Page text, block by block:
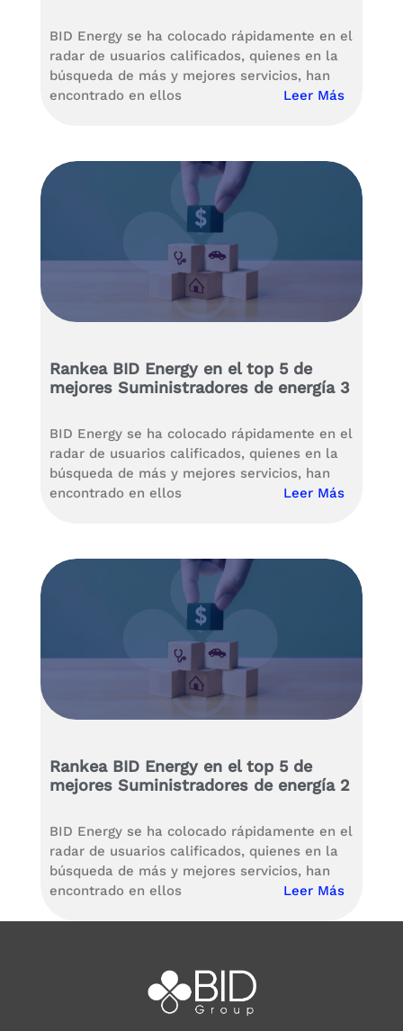
BID Energy se ha colocado rápidamente en el
radar de usuarios calificados, quienes en la
búsqueda de más y mejores servicios, han
encontrado en ellos
Leer Más
Rankea BID Energy en el top 5 de
mejores Suministradores de energía 3
BID Energy se ha colocado rápidamente en el
radar de usuarios calificados, quienes en la
búsqueda de más y mejores servicios, han
encontrado en ellos
Leer Más
Rankea BID Energy en el top 5 de
mejores Suministradores de energía 2
BID Energy se ha colocado rápidamente en el
radar de usuarios calificados, quienes en la
búsqueda de más y mejores servicios, han
encontrado en ellos
Leer Más